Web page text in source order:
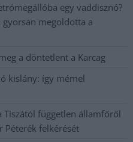
egy vaddisznó?
megoldotta a
a döntetlent a Karcag
kislány: így mémel
Tiszától független államfőről
Péterék felkérését